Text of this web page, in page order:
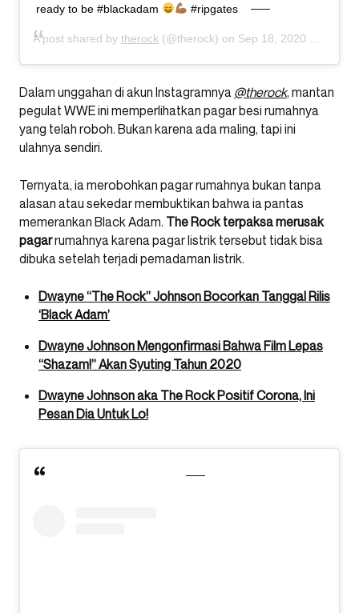
ready to be #blackadam #ripgates
A post shared by therock (@therock) on Sep 18, 2020 at 1:24pm PDT
Dalam unggahan di akun Instagramnya @therock, mantan
pegulat WWE ini memperlihatkan pagar besi rumahnya
yang telah roboh. Bukan karena ada maling, tapi ini
ulahnya sendiri.
Ternyata, ia merobohkan pagar rumahnya bukan tanpa
alasan atau sekedar membuktikan bahwa ia pantas
memerankan Black Adam. The Rock terpaksa merusak
pagarrumahnya karena pagar listrik tersebut tidak bisa
dibuka setelah terjadi pemadaman listrik.
Dwayne “The Rock” Johnson Bocorkan Tanggal Rilis
‘Black Adam’
Dwayne Johnson Mengonfirmasi Bahwa Film Lepas
“Shazam!” Akan Syuting Tahun 2020
Dwayne Johnson aka The Rock Positif Corona, Ini
Pesan Dia Untuk Lo!